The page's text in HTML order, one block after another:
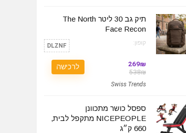
תיק גב 30 ליטר The North
Face Recon
קופון: DLZNF
269₪
538₪
Swiss Trends
לרכישה
ספסל כושר מתכוונן
NICEPEOPLE מתקפל לבית,
660 ק״ג